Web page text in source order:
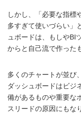
しかし、「必要な指標
多すぎて使いづらい」
ュボードは、もしやBI
からと自己流で作った
多くのチャートが並び
ダッシュボードはビジ
備があるものや重要な
スリードの原因にもな